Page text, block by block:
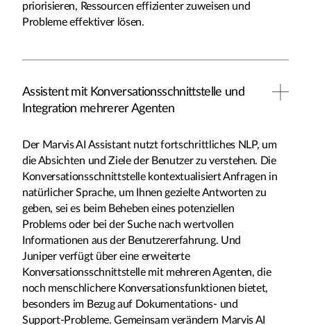
priorisieren, Ressourcen effizienter zuweisen und
Probleme effektiver lösen.
Assistent mit Konversationsschnittstelle und
Integration mehrerer Agenten
Der Marvis AI Assistant nutzt fortschrittliches NLP, um
die Absichten und Ziele der Benutzer zu verstehen. Die
Konversationsschnittstelle kontextualisiert Anfragen in
natürlicher Sprache, um Ihnen gezielte Antworten zu
geben, sei es beim Beheben eines potenziellen
Problems oder bei der Suche nach wertvollen
Informationen aus der Benutzererfahrung. Und
Juniper verfügt über eine erweiterte
Konversationsschnittstelle mit mehreren Agenten, die
noch menschlichere Konversationsfunktionen bietet,
besonders im Bezug auf Dokumentations- und
Support-Probleme. Gemeinsam verändern Marvis AI